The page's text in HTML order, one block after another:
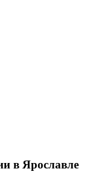
в Ярославле